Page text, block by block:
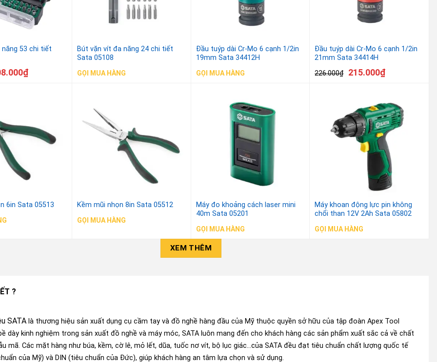
53 chi tiết
₫
Bút vặn vít đa năng 24 chi tiết
Sata 05108
GỌI MUA HÀNG
Đầu tuýp dài Cr-Mo 6 cạnh 1/2in
19mm Sata 34412H
GỌI MUA HÀNG
Đầu tuýp dài Cr-Mo 6 cạnh 1/2in
21mm Sata 34414H
226.000₫ 215.000₫
6in Sata 05513 Kềm mũi nhọn 8in Sata 05512
GỌI MUA HÀNG
Máy đo khoảng cách laser mini
40m Sata 05201
GỌI MUA HÀNG
Máy khoan động lực pin không
chổi than 12V 2Ah Sata 05802
GỌI MUA HÀNG
XEM THÊM
?
SATA là thương hiệu sản xuất dụng cụ cầm tay và đồ nghề hàng đầu của Mỹ thuộc quyền sở hữu của tập đoàn Apex Tool
dày kinh nghiệm trong sản xuất đồ nghề và máy móc, SATA luôn mang đến cho khách hàng các sản phẩm xuất sắc cả về chất
mã. Các mặt hàng như búa, kềm, cờ lê, mỏ lết, dũa, tuốc nơ vít, bộ lục giác…của SATA đều đạt tiêu chuẩn chất lượng quốc tế
của Mỹ) và DIN (tiêu chuẩn của Đức), giúp khách hàng an tâm lựa chọn và sử dụng.